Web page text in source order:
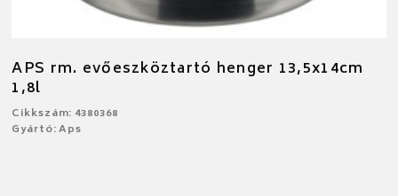
APS rm. evőeszköztartó henger 13,5x14cm
1,8l
Cikkszám: 4380368
Gyártó: Aps